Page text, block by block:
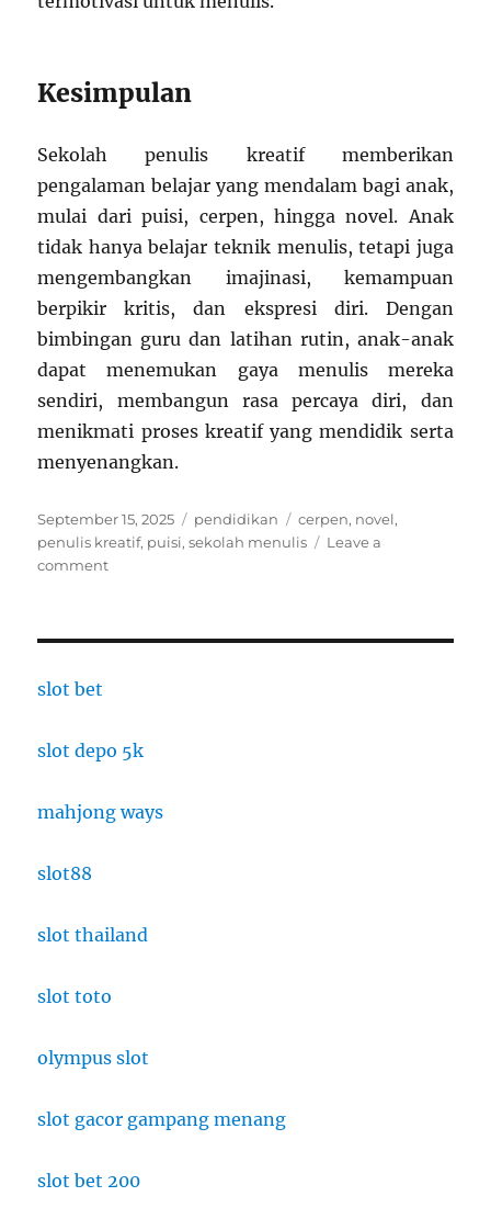
Kesimpulan
Sekolah penulis kreatif memberikan
pengalaman belajar yang mendalam bagi anak,
mulai dari puisi, cerpen, hingga novel. Anak
tidak hanya belajar teknik menulis, tetapi juga
mengembangkan imajinasi, kemampuan
berpikir kritis, dan ekspresi diri. Dengan
bimbingan guru dan latihan rutin, anak-anak
dapat menemukan gaya menulis mereka
sendiri, membangun rasa percaya diri, dan
menikmati proses kreatif yang mendidik serta
menyenangkan.
Posted
on
September 15, 2025 Categories
pendidikan Tags
cerpen, novel,
penulis kreatif, puisi,sekolah menulis
Leave a
commenton
Novel
slot bet
slot depo 5k
mahjong ways
slot88
slot thailand
slot toto
olympus slot
slot gacor gampang menang
slot bet 200